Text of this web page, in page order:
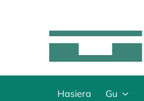
Hasiera Gu